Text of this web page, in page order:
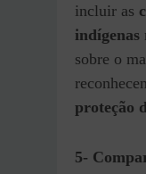
incluir as
indígenas
sobre o
proteção
5-